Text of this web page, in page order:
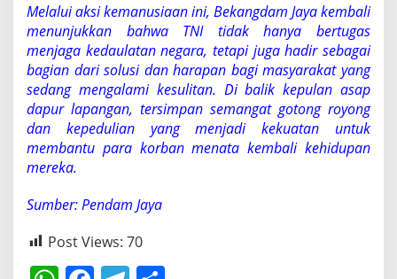
Melalui aksi kemanusiaan ini, Bekangdam Jaya kembali
menunjukkan bahwa TNI tidak hanya bertugas
menjaga kedaulatan negara, tetapi juga hadir sebagai
bagian dari solusi dan harapan bagi masyarakat yang
sedang mengalami kesulitan. Di balik kepulan asap
dapur lapangan, tersimpan semangat gotong royong
dan kepedulian yang menjadi kekuatan untuk
membantu para korban menata kembali kehidupan
mereka.
Sumber: Pendam Jaya
Post Views: 70